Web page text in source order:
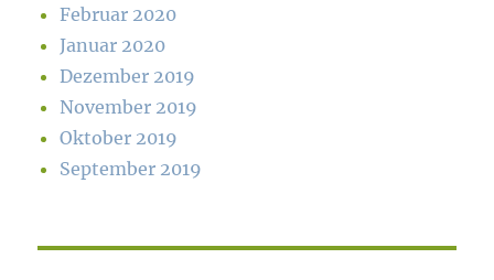
Februar 2020
Januar 2020
Dezember 2019
November 2019
Oktober 2019
September 2019